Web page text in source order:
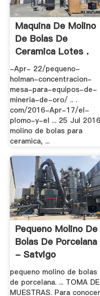
Maquina De Molino
De Bolas De
Ceramica Lotes .
-Apr- 22/pequeno-
holman-concentracion-
mesa-para-equipos-de-
mineria-de-oro/ .. .
com/2016-Apr-17/el-
plomo-y-el ... 25 Jul 2016
molino de bolas para
ceramica, ...
Pequeno Molino De
Bolas De Porcelana
- Satvigo
pequeno molino de bolas
de porcelana. ... TOMA DE
MUESTRAS. Para conocer